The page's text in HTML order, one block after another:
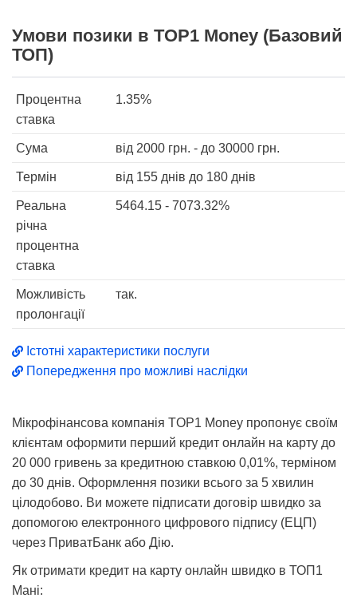
Умови позики в TOP1 Money (Базовий
ТОП)
Процентна
ставка
1.35%
Сума від 2000 грн. - до 30000 грн.
Термін від 155 днів до 180 днів
Реальна
річна
процентна
ставка
5464.15 - 7073.32%
Можливість
пролонгації
так.
Істотні характеристики послуги
Попередження про можливі наслідки
Мікрофінансова компанія TOP1 Money пропонує своїм
клієнтам оформити перший кредит онлайн на карту до
20 000 гривень за кредитною ставкою 0,01%, терміном
до 30 днів. Оформлення позики всього за 5 хвилин
цілодобово. Ви можете підписати договір швидко за
допомогою електронного цифрового підпису (ЕЦП)
через ПриватБанк або Дію.
Як отримати кредит на карту онлайн швидко в ТОП1
Мані: